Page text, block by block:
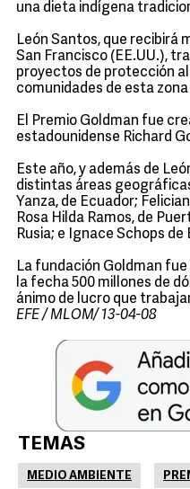
una dieta indígena
León Santos, que recibirá
San Francisco (EE.UU.),
proyectos de protección
comunidades de esta
El Premio Goldman fue
estadounidense Richard
Este año, y además de
distintas áreas
Yanza, de Ecuador;
Rosa Hilda Ramos, de
Rusia; e Ignace Schops de
La fundación Goldman fue
la fecha 500 millones de
ánimo de lucro que
EFE / MLOM/ 13-04-08
TEMAS
MEDIO AMBIENTE